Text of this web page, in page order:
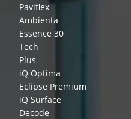
Paviflex
Ambienta
Essence 30
Tech
Plus
iQ Optima
Eclipse Premium
iQ Surface
Decode